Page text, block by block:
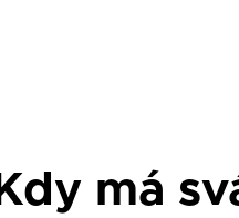
Kdy má